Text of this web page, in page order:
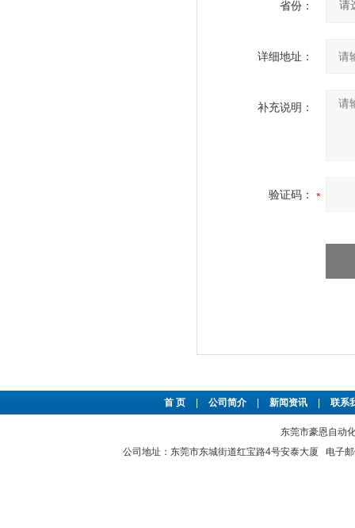
省份：
详细地址：
补充说明：
验证码：
首 页 公司简介 新闻资讯 联系
东莞市豪恩自动
公司地址：东莞市东城街道红宝路4号安泰大厦 电子